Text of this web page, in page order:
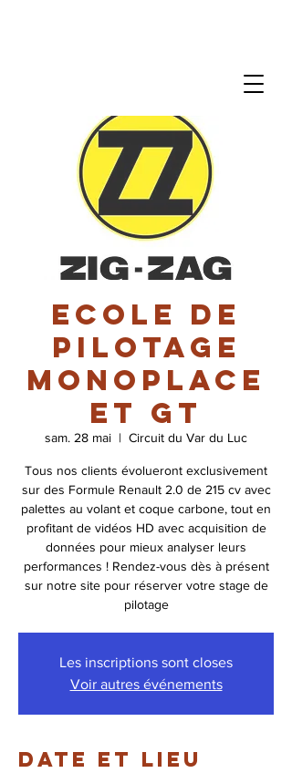
Ecole de
pilotage
monoplace
et GT
sam. 28 mai
  |
Circuit du Var du Luc
Tous nos clients évolueront exclusivement
sur des Formule Renault 2.0 de 215 cv avec
palettes au volant et coque carbone, tout en
profitant de vidéos HD avec acquisition de
données pour mieux analyser leurs
performances ! Rendez-vous dès à présent
sur notre site pour réserver votre stage de
pilotage
Les inscriptions sont closes
Voir autres événements
Date et lieu